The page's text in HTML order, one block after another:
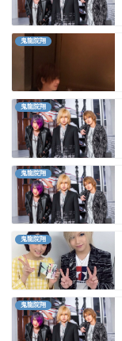
鬼龍院翔
鬼龍院翔
鬼龍院翔
鬼龍院翔
鬼龍院翔